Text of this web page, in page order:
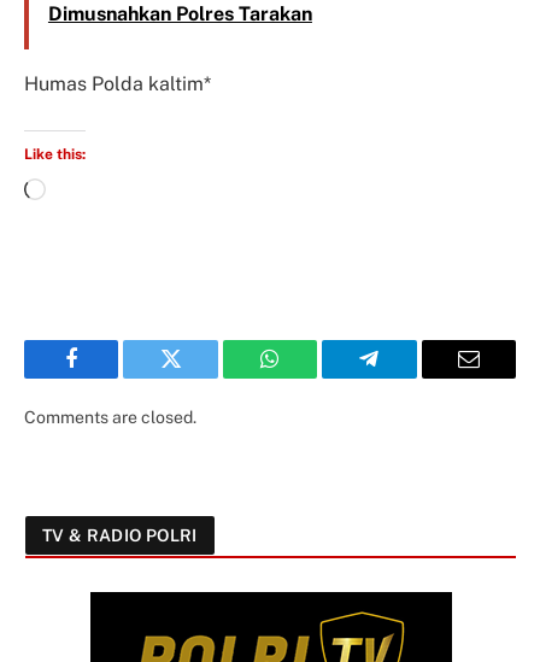
Dimusnahkan Polres Tarakan
Humas Polda kaltim*
Like this:
Facebook Twitter WhatsApp Telegram Email
Comments are closed.
TV & RADIO POLRI